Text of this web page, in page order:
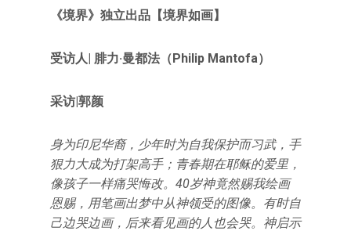
《境界》独立出品【境界如画】
受访人| 腓力·曼都法（Philip Mantofa）
采访|郭颜
身为印尼华裔，少年时为自我保护而习武，手
狠力大成为打架高手；青春期在耶稣的爱里，
像孩子一样痛哭悔改。40岁神竟然赐我绘画
恩赐，用笔画出梦中从神领受的图像。有时自
己边哭边画，后来看见画的人也会哭。神启示